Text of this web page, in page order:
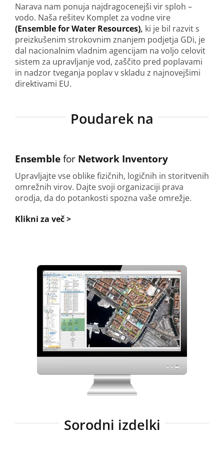
Narava nam ponuja najdragocenejši vir sploh –
vodo. Naša rešitev Komplet za vodne vire
(Ensemble for Water Resources), ki je bil razvit s
preizkušenim strokovnim znanjem podjetja GDi, je
dal nacionalnim vladnim agencijam na voljo celovit
sistem za upravljanje vod, zaščito pred poplavami
in nadzor tveganja poplav v skladu z najnovejšimi
direktivami EU.
Poudarek na
Ensemblefor Network Inventory
Upravljajte vse oblike fizičnih, logičnih in storitvenih
omrežnih virov. Dajte svoji organizaciji prava
orodja, da do potankosti spozna vaše omrežje.
Klikni za več >
Sorodni izdelki